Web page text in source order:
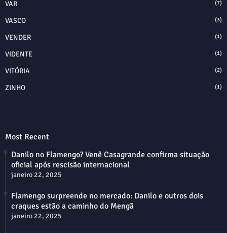
VAR (7)
VASCO (3)
VENDER (1)
VIDENTE (1)
VITÓRIA (2)
ZINHO (1)
Most Recent
Danilo no Flamengo? Venê Casagrande confirma situação
oficial após rescisão internacional
janeiro 22, 2025
Flamengo surpreende no mercado: Danilo e outros dois
craques estão a caminho do Mengã
janeiro 22, 2025